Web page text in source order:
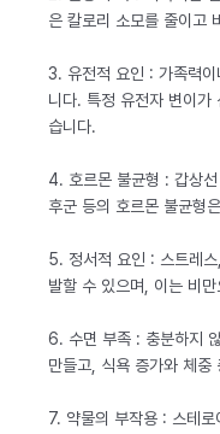
은 칼로리 소모를 줄이고
3. 유전적 요인 : 가족력
니다. 특정 유전자 변이가
습니다.
4. 호르몬 불균형 : 갑상
후군 등의 호르몬 불균형
5. 정서적 요인 : 스트레
발할 수 있으며, 이는 비
6. 수면 부족 : 충분하지
만들고, 식욕 증가와 체중
7. 약물의 부작용 : 스테